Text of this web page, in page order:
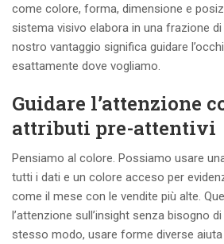
come colore, forma, dimensione e
sistema visivo elabora in una frazione
nostro vantaggio significa guidare
esattamente dove vogliamo.
Guidare l’attenzione
attributi pre-attentivi
Pensiamo al colore. Possiamo usare
tutti i dati e un colore acceso per
come il mese con le vendite più alte.
l’attenzione sull’insight senza bisogno
stesso modo, usare forme diverse